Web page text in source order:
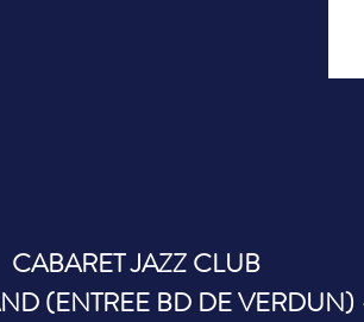
CABARET JAZZ CLUB
(ENTREE BD DE